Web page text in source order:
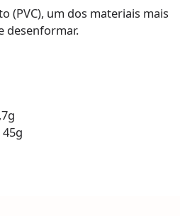
(PVC), um dos materiais mais
desenformar.